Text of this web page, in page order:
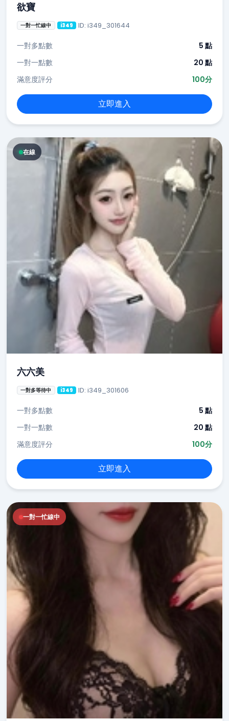
欲寶
一對一忙線中 i349 ID: i349_301644
一對多點數
5 點
一對一點數
20 點
滿意度評分
100分
立即進入
在線
六六美
一對多等待中 i349 ID: i349_301606
一對多點數
5 點
一對一點數
20 點
滿意度評分
100分
立即進入
一對一忙線中